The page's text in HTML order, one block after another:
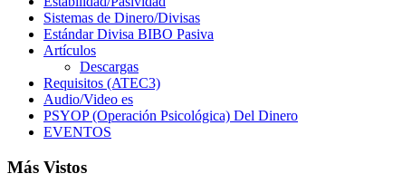
Sistemas de Dinero/Divisas
Estándar Divisa BIBO Pasiva
Artículos
Descargas
Requisitos (ATEC3)
Audio/Video es
PSYOP (Operación Psicológica) Del Dinero
EVENTOS
Más Vistos